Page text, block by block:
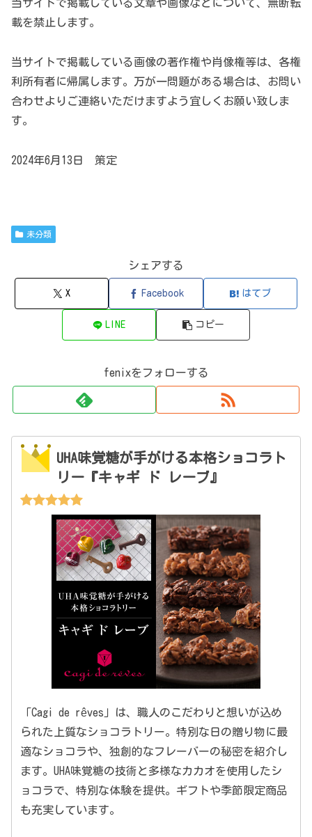
当サイトで掲載している文章や画像などについて、無断転
載を禁止します。
当サイトで掲載している画像の著作権や肖像権等は、各権
利所有者に帰属します。万が一問題がある場合は、お問い
合わせよりご連絡いただけますよう宜しくお願い致しま
す。
2024年6月13日 策定
未分類
シェアする
X Facebook はてブ
LINE コピー
fenixをフォローする
UHA味覚糖が手がける本格ショコラト
リー『キャギ ド レーブ』
「Cagi de rêves」は、職人のこだわりと想いが込め
られた上質なショコラトリー。特別な日の贈り物に最
適なショコラや、独創的なフレーバーの秘密を紹介し
ます。UHA味覚糖の技術と多様なカカオを使用したシ
ョコラで、特別な体験を提供。ギフトや季節限定商品
も充実しています。